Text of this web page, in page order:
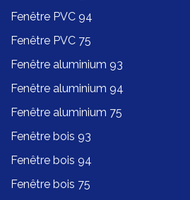
Fenêtre PVC 94
Fenêtre PVC 75
Fenêtre aluminium 93
Fenêtre aluminium 94
Fenêtre aluminium 75
Fenêtre bois 93
Fenêtre bois 94
Fenêtre bois 75